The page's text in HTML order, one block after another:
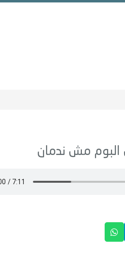
مش ندمان